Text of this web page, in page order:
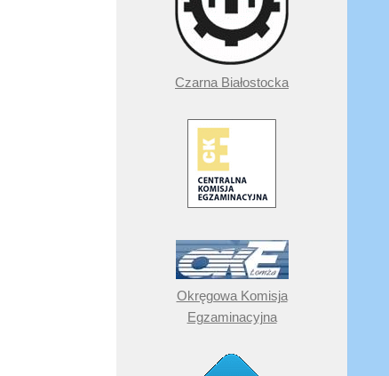
Czarna Białostocka
Okręgowa Komisja
Egzaminacyjna